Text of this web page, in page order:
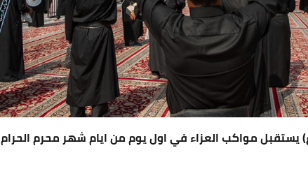
مواكب العزاء في اول يوم من ايام شهر محرم الحرام